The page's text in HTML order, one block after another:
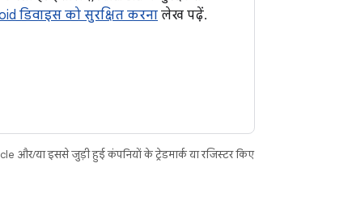
डिवाइस को सुरक्षित करना लेख पढ़ें.
और/या इससे जुड़ी हुई कंपनियों के ट्रेडमार्क या रजिस्टर किए